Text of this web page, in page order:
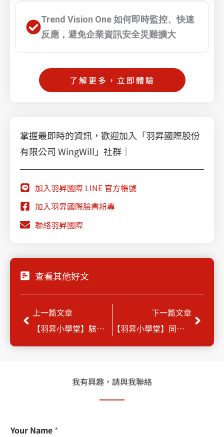
Trend Vision One 如何即時監控、快速
反應，避免企業資訊安全災難擴大
了解更多，立即體驗
掌握最即時的資訊，歡迎加入「羽昇國際股份
有限公司 WingWill」社群｜
加入羽昇國際 LINE 官方帳號
加入羽昇國際臉書粉專
聯絡羽昇國際
查看其他好文
Prev
上一篇文章
【羽昇小學堂】駭客關掉監控系統，你發現得了嗎？
下一篇文章
【羽昇小學堂】同事偷偷提升權限，你怎麼知道？
Next
我有興趣，請與我聯絡
Your Name *